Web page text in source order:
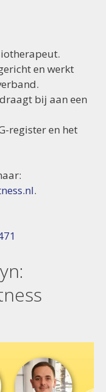
en werkt
bij aan een
register en het
.